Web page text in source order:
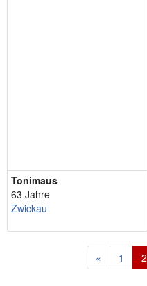
Tonimaus
63 Jahre
Zwickau
« 1 2